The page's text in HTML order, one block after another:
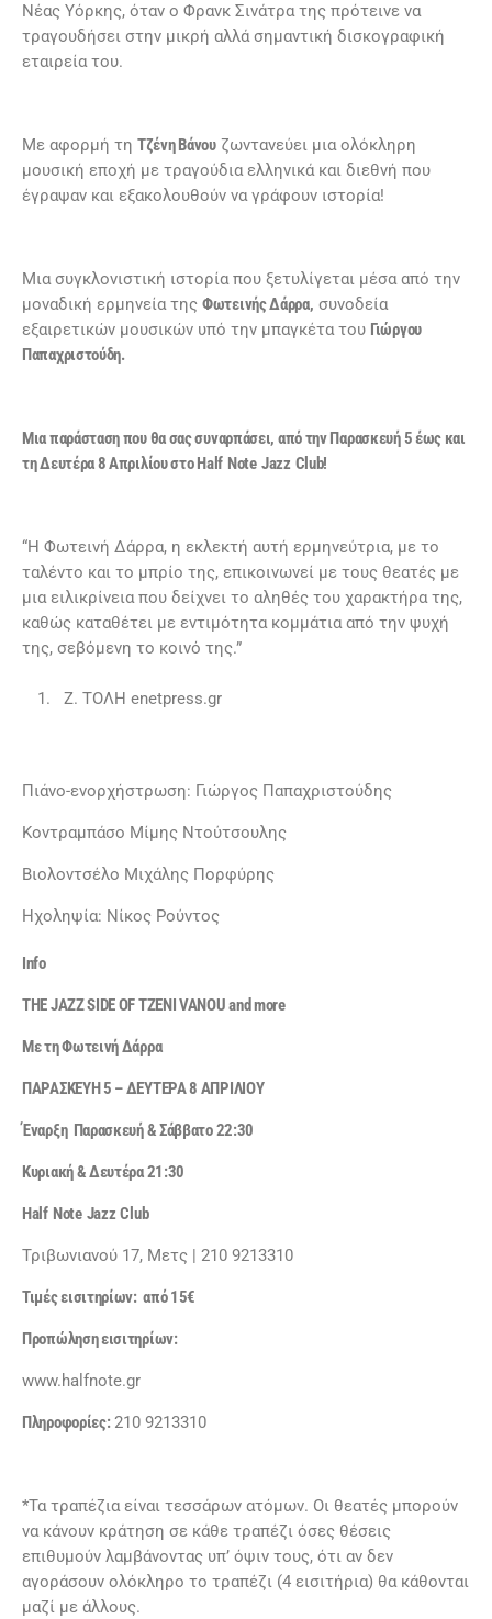
Νέας Υόρκης, όταν ο Φρανκ Σινάτρα της πρότεινε να
τραγουδήσει στην μικρή αλλά σημαντική δισκογραφική
εταιρεία του.
Με αφορμή τη Τζένη Βάνουζωντανεύει μια ολόκληρη
μουσική εποχή με τραγούδια ελληνικά και διεθνή που
έγραψαν και εξακολουθούν να γράφουν ιστορία!
Μια συγκλονιστική ιστορία που ξετυλίγεται μέσα από την
μοναδική ερμηνεία της Φωτεινής Δάρρα, συνοδεία
εξαιρετικών μουσικών υπό την μπαγκέτα του Γιώργου
Παπαχριστούδη.
Μια παράσταση που θα σας συναρπάσει, από την Παρασκευή 5 έως και
τη Δευτέρα 8 Απριλίου στο Half Note Jazz Club!
“Η Φωτεινή Δάρρα, η εκλεκτή αυτή ερμηνεύτρια, με το
ταλέντο και το μπρίο της, επικοινωνεί με τους θεατές με
μια ειλικρίνεια που δείχνει το αληθές του χαρακτήρα της,
καθώς καταθέτει με εντιμότητα κομμάτια από την ψυχή
της, σεβόμενη το κοινό της.”
Z. ΤΟΛΗ enetpress.gr
Πιάνο-ενορχήστρωση: Γιώργος Παπαχριστούδης
Κοντραμπάσο Μίμης Ντούτσουλης
Βιολοντσέλο Μιχάλης Πορφύρης
Ηχοληψία: Νίκος Ρούντος
Info
THE JAZZ SIDE OF TZENI VANOU and more
Με τη Φωτεινή Δάρρα
ΠΑΡΑΣΚΕΥΗ 5 – ΔΕΥΤΕΡΑ 8 ΑΠΡΙΛΙΟΥ
Έναρξη Παρασκευή & Σάββατο 22:30
Κυριακή & Δευτέρα 21:30
Half Note Jazz Club
Τριβωνιανού 17, Μετς | 210 9213310
Τιμές εισιτηρίων: από 15€
Προπώληση εισιτηρίων:
www.halfnote.gr
Πληροφορίες:210 9213310
*Τα τραπέζια είναι τεσσάρων ατόμων. Οι θεατές μπορούν
να κάνουν κράτηση σε κάθε τραπέζι όσες θέσεις
επιθυμούν λαμβάνοντας υπ’ όψιν τους, ότι αν δεν
αγοράσουν ολόκληρο το τραπέζι (4 εισιτήρια) θα κάθονται
μαζί με άλλους.